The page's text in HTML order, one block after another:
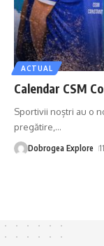
ACTUAL
Calendar CSM
Sportivii noștri au o
pregătire,…
Dobrogea Explore